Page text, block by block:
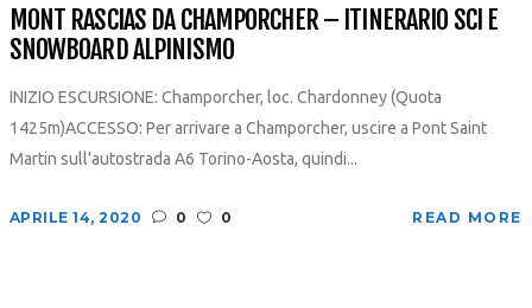
MONT RASCIAS DA CHAMPORCHER – ITINERARIO SCI E
SNOWBOARD ALPINISMO
INIZIO ESCURSIONE: Champorcher, loc. Chardonney (Quota
1425m)ACCESSO: Per arrivare a Champorcher, uscire a Pont Saint
Martin sull’autostrada A6 Torino-Aosta, quindi...
APRILE 14, 2020 0 0 READ MORE